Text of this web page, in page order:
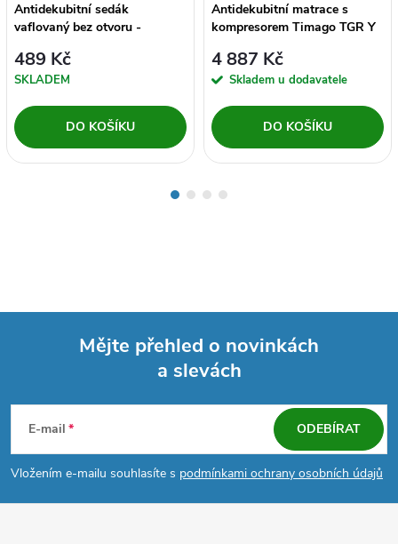
Antidekubitní sedák
vaflovaný bez otvoru -
489 Kč
SKLADEM
DO KOŠÍKU
Antidekubitní matrace s
kompresorem Timago TGR Y
4 887 Kč
Skladem u dodavatele
DO KOŠÍKU
p
a
Mějte přehled o novinkách
a slevách
E-mail
Vložením e-mailu souhlasíte s podmínkami ochrany osobních údajů
ODEBÍRAT